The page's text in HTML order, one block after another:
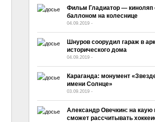
Фильм Гладиатор — киноляп
баллоном на колеснице
04.09.2019-
Шнуров соорудил гараж в
исторического дома
04.09.2019-
Караганда: монумент
имени Солнце»
03.09.2019-
Александр Овечкин: на каую
сможет рассчитывать